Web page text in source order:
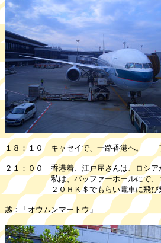
１８：１０ キャセイで、一路香港へ。
２１：００ 香港着、江戸屋さんは、ロシア
私は、バッファーホールにで、１万円
２０ＨＫ＄でもらい電車に飛び乗り
越：「オウムンマートウ」